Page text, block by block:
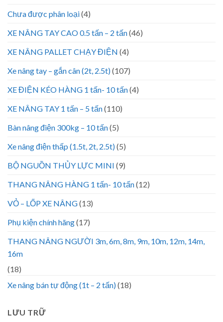
Chưa được phân loại(4)
XE NÂNG TAY CAO 0.5 tấn – 2 tấn(46)
XE NÂNG PALLET CHẠY ĐIỆN (4)
Xe nâng tay – gắn cân (2t, 2.5t)(107)
XE ĐIỆN KÉO HÀNG 1 tấn- 10 tấn(4)
XE NÂNG TAY 1 tấn – 5 tấn(110)
Bàn nâng điện 300kg – 10 tấn(5)
Xe nâng điện thấp (1.5t, 2t, 2.5t)(5)
BỘ NGUỒN THỦY LỰC MINI (9)
THANG NÂNG HÀNG 1 tấn- 10 tấn(12)
VỎ – LỐP XE NÂNG(13)
Phụ kiện chính hãng(17)
THANG NÂNG NGƯỜI 3m, 6m, 8m, 9m, 10m, 12m, 14m,
16m
(18)
Xe nâng bán tự động (1t – 2 tấn)(18)
LƯU TRỮ